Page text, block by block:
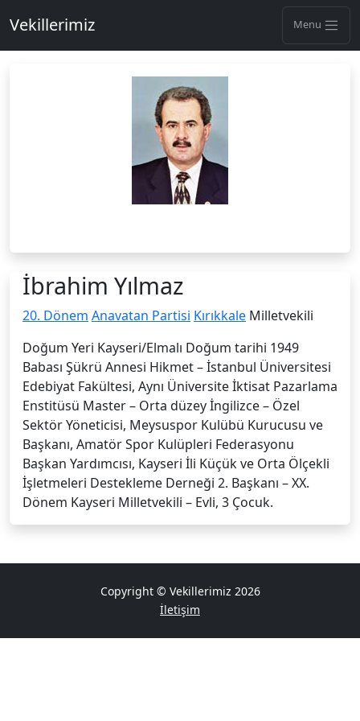
Vekillerimiz Menu
İbrahim Yılmaz
20. Dönem Anavatan Partisi Kırıkkale Milletvekili
Doğum Yeri Kayseri/Elmalı Doğum tarihi 1949
Babası Şükrü Annesi Hikmet – İstanbul Üniversitesi
Edebiyat Fakültesi, Aynı Üniversite İktisat Pazarlama
Enstitüsü Master – Orta düzey İngilizce – Özel
Sektör Yöneticisi, Meysuspor Kulübü Kurucusu ve
Başkanı, Amatör Spor Kulüpleri Federasyonu
Başkan Yardımcısı, Kayseri İli Küçük ve Orta Ölçekli
İşletmeleri Destekleme Derneği 2. Başkanı – XX.
Dönem Kayseri Milletvekili – Evli, 3 Çocuk.
Copyright © Vekillerimiz 2026
İletişim